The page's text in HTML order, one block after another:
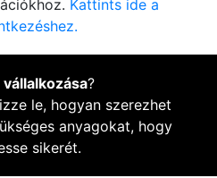
Kattints ide a
vállalkozása?
le, hogyan szerezhet
anyagokat, hogy
sikerét.